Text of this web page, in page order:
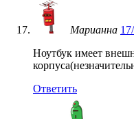
Марианна
Ноутбук имеет
Ответить